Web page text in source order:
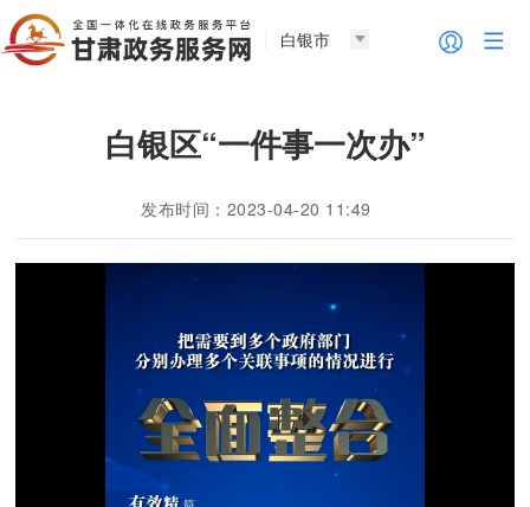
白银市
白银区“一件事一次办”
发布时间：2023-04-20 11:49